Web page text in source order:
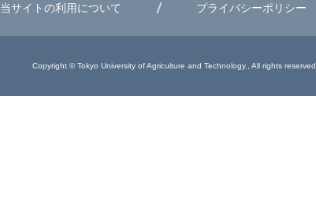
当サイトの利用について プライバシーポリシー
Copyright © Tokyo University of Agriculture and Technology., All rights reserved.